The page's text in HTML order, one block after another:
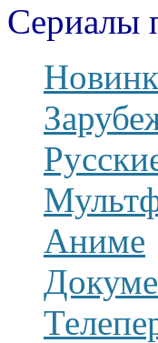
Сериалы
Аниме